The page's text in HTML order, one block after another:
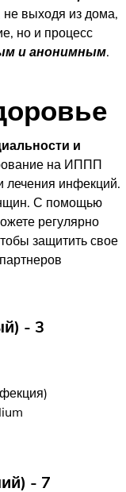
не выходя из дома,
но и процесс
и анонимным.
и
на ИППП
лечения инфекций.
С помощью
регулярно
защитить свое
- 3
- 7